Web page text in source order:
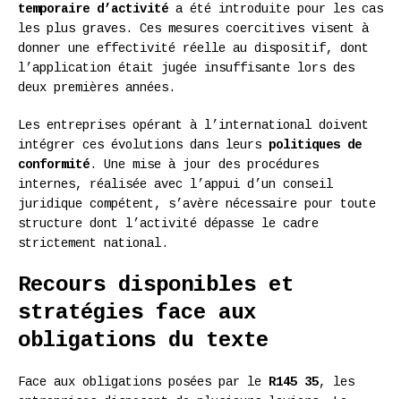
temporaire d’activité a été introduite pour les cas
les plus graves. Ces mesures coercitives visent à
donner une effectivité réelle au dispositif, dont
l’application était jugée insuffisante lors des
deux premières années.
Les entreprises opérant à l’international doivent
intégrer ces évolutions dans leurs politiques de
conformité. Une mise à jour des procédures
internes, réalisée avec l’appui d’un conseil
juridique compétent, s’avère nécessaire pour toute
structure dont l’activité dépasse le cadre
strictement national.
Recours disponibles et
stratégies face aux
obligations du texte
Face aux obligations posées par le R145 35, les